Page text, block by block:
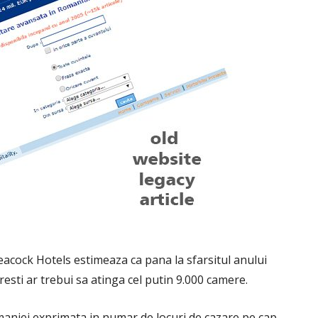
Hotels estimeaza ca pana la sfarsitul anului
ar trebui sa atinga cel putin 9.000 camere.